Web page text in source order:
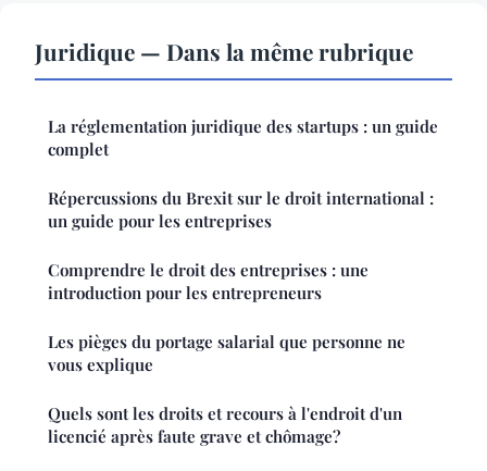
Juridique — Dans la même rubrique
La réglementation juridique des startups : un guide
complet
Répercussions du Brexit sur le droit international :
un guide pour les entreprises
Comprendre le droit des entreprises : une
introduction pour les entrepreneurs
Les pièges du portage salarial que personne ne
vous explique
Quels sont les droits et recours à l'endroit d'un
licencié après faute grave et chômage?